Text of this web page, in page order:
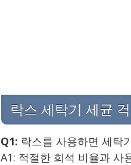
락스 세탁기 세균
Q1: 락스를 사용하면 세탁
A1: 적절한 희석 비율과 사